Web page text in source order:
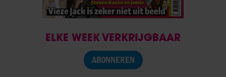
ELKE WEEK VERKRIJGBAAR
ABONNEREN